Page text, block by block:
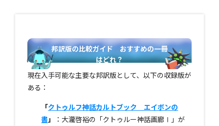
邦訳版の比較ガイド おすすめの一冊
はどれ？
現在入手可能な主要な邦訳版として、以下の収録版が
ある：
「クトゥルフ神話カルトブック エイボンの
書」
：大瀧啓裕の「クトゥルー神話画廊Ⅰ」が